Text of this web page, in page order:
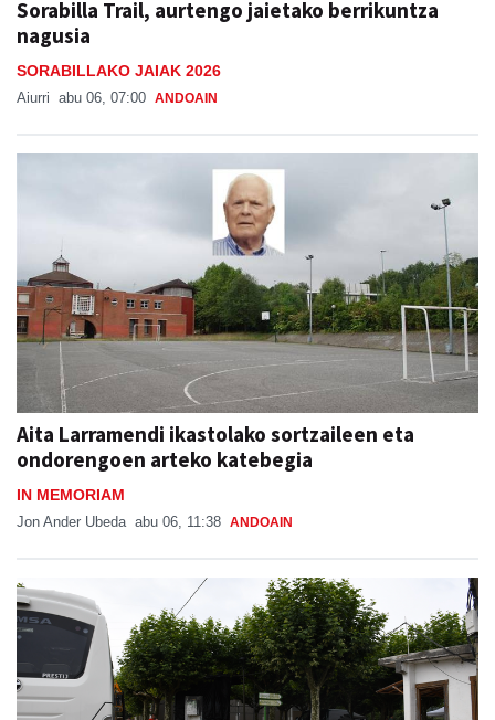
Sorabilla Trail, aurtengo jaietako berrikuntza
nagusia
SORABILLAKO JAIAK 2026
Aiurri abu 06, 07:00 ANDOAIN
Aita Larramendi ikastolako sortzaileen eta
ondorengoen arteko katebegia
IN MEMORIAM
Jon Ander Ubeda abu 06, 11:38 ANDOAIN